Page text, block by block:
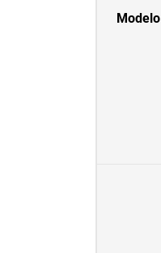
Modelo